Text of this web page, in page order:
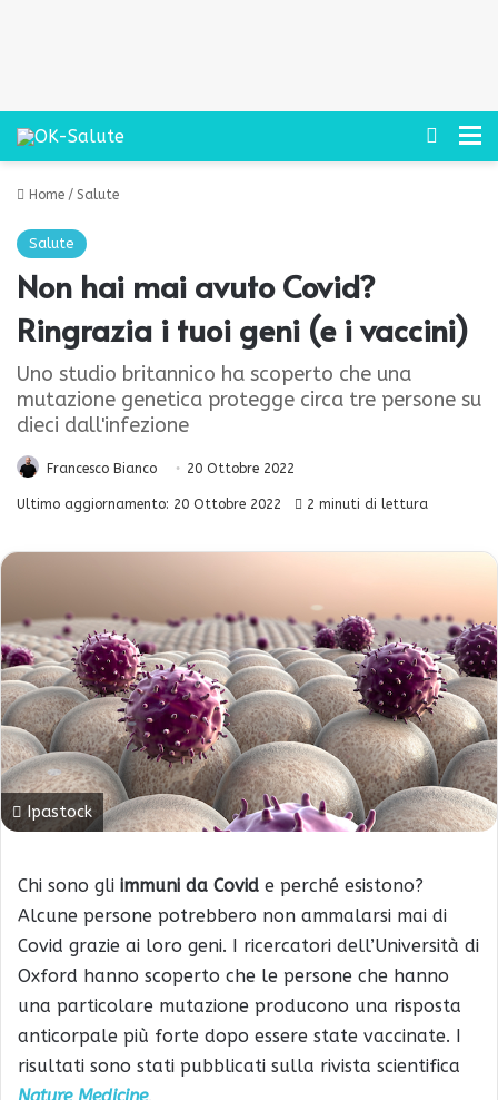
Cerca
Home / Salute
Salute
Non hai mai avuto Covid?
Ringrazia i tuoi geni (e i vaccini)
Uno studio britannico ha scoperto che una
mutazione genetica protegge circa tre persone su
dieci dall'infezione
Francesco Bianco 20 Ottobre 2022
Ultimo aggiornamento: 20 Ottobre 2022 2 minuti di lettura
Ipastock
Chi sono gli immuni da Covid e perché esistono?
Alcune persone potrebbero non ammalarsi mai di
Covid grazie ai loro geni. I ricercatori dell’Università di
Oxford hanno scoperto che le persone che hanno
una particolare mutazione producono una risposta
anticorpale più forte dopo essere state vaccinate. I
risultati sono stati pubblicati sulla rivista scientifica